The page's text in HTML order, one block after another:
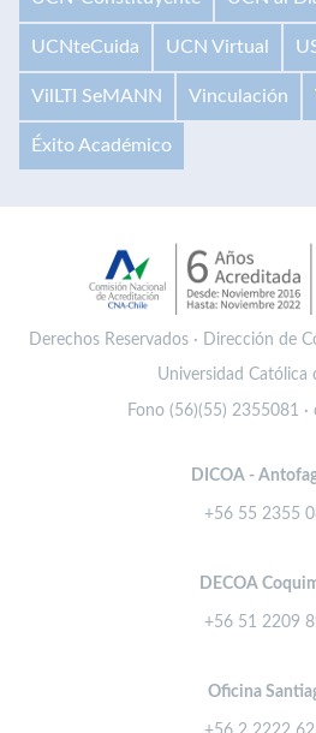
UCNteCuida UCN Virtual
VilLTI SeMANN Vinculación
Éxito Académico
Derechos Reservados · Dirección de
Universidad Católica
Fono (56)(55) 2355081 ·
DICOA -
+56 55 2355
DECOA
+56 51 2209
Oficina